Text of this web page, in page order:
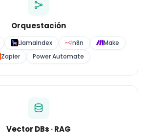
Orquestación
LlamaIndex n8n
Make
Zapier
Power Automate
Vector DBs · RAG